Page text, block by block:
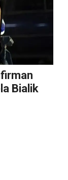
Bialik